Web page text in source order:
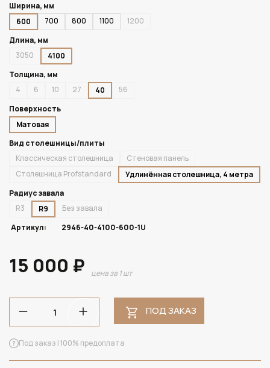
Ширина, мм
600
700 800 1100
1200
Длина, мм
3050
4100
Толщина, мм
4
6 10 27 40
56
Поверхность
Матовая
Вид столешницы/плиты
Классическая столешница
Стеновая панель
Столешница Profstandard
Удлинённая столешница, 4 метра
Радиус завала
R3
R9
Без завала
Артикул:
2946-40-4100-600-1U
15 000 ₽ цена за 1 шт
ПОД ЗАКАЗ
Под заказ | 100% предоплата